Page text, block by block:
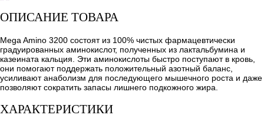
ОПИСАНИЕ ТОВАРА
Mega Amino 3200 состоят из 100% чистых фармацевтически
градуированных аминокислот, полученных из лактальбумина и
казеината кальция. Эти аминокислоты быстро поступают в кровь,
они помогают поддержать положительный азотный баланс,
усиливают анаболизм для последующего мышечного роста и даже
позволяют сократить запасы лишнего подкожного жира.
ХАРАКТЕРИСТИКИ